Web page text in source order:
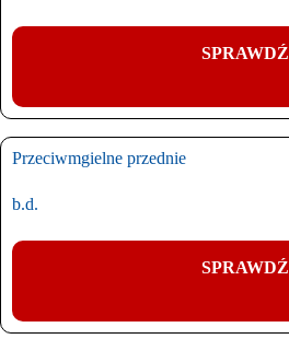
SPRAWDŹ
Przeciwmgielne przednie
b.d.
SPRAWDŹ